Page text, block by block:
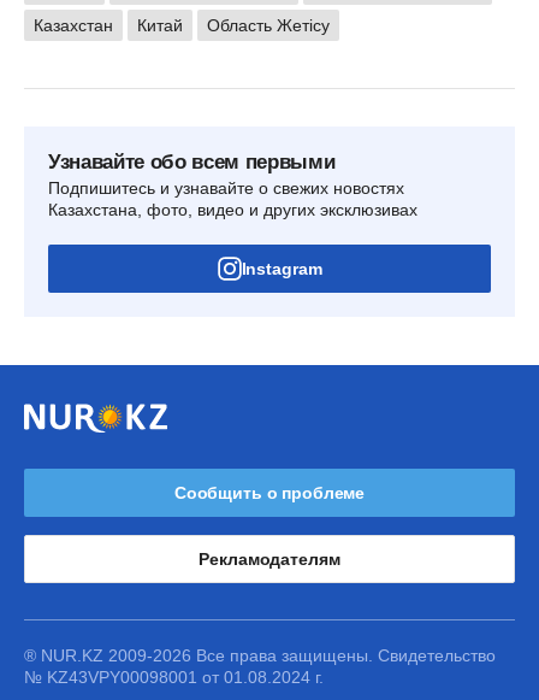
Казахстан
Китай Область Жетісу
Узнавайте обо всем первыми
Подпишитесь и узнавайте о свежих новостях
Казахстана, фото, видео и других эксклюзивах
Instagram
Сообщить о проблеме
Рекламодателям
® NUR.KZ 2009-2026 Все права защищены. Свидетельство
№ KZ43VPY00098001 от 01.08.2024 г.